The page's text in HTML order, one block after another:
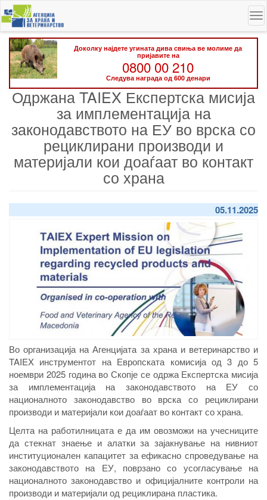
Skip
to
main
content
Доколку најдете угината дива свиња ве молиме да
пријавите на
0800 00 210
Следува награда од 600 денари
Одржана TAIEX Експертска мисија
за имплементација на
законодавството на ЕУ во врска со
рециклирани производи и
материјали кои доаѓаат во контакт
со храна
05.11.2025
Во организација на Агенцијата за храна и ветеринарство и
TAIEX инструментот на Европската комисија од 3 до 5
ноември 2025 година во Скопје се одржа Експертска мисија
за имплементација на законодавството на ЕУ со
националното законодавство во врска со рециклирани
производи и материјали кои доаѓаат во контакт со храна.
Целта на работилницата е да им овозможи на учесниците
да стекнат знаење и алатки за зајакнување на нивниот
институционален капацитет за ефикасно спроведување на
законодавството на ЕУ, поврзано со усогласување на
националното законодавство и официјалните контроли на
производи и материјали од рециклирана пластика.